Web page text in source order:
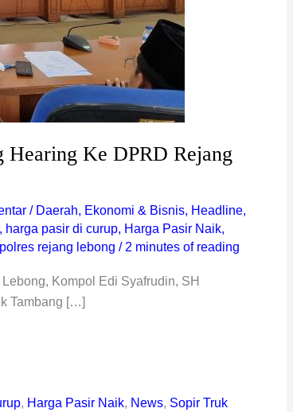
Hearing Ke DPRD Rejang
/ Daerah, Ekonomi & Bisnis, Headline,
, harga pasir di curup, Harga Pasir Naik,
rejang lebong / 2 minutes of reading
Kompol Edi Syafrudin, SH
Tambang […]
, Harga Pasir Naik, News, Sopir Truk